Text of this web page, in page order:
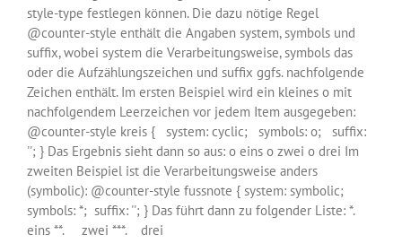
style-type festlegen können. Die dazu nötige Regel
@counter-style enthält die Angaben system, symbols und
suffix, wobei system die Verarbeitungsweise, symbols das
oder die Aufzählungszeichen und suffix ggfs. nachfolgende
Zeichen enthält. Im ersten Beispiel wird ein kleines o mit
nachfolgendem Leerzeichen vor jedem Item ausgegeben:
@counter-style kreis { system: cyclic; symbols: o; suffix:
''; } Das Ergebnis sieht dann so aus: o eins o zwei o drei Im
zweiten Beispiel ist die Verarbeitungsweise anders
(symbolic): @counter-style fussnote { system: symbolic;
symbols: *; suffix: ''; } Das führt dann zu folgender Liste: *.
eins **. zwei ***. drei